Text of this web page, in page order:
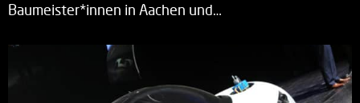
Baumeister*innen in Aachen und…